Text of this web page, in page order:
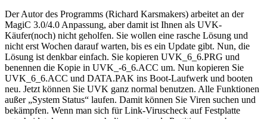
Der Autor des Programms (Richard Karsmakers) arbeitet an der
MagiC 3.0/4.0 Anpassung, aber damit ist Ihnen als UVK-
Käufer(noch) nicht geholfen. Sie wollen eine rasche Lösung und
nicht erst Wochen darauf warten, bis es ein Update gibt. Nun, die
Lösung ist denkbar einfach. Sie kopieren UVK_6_6.PRG und
benennen die Kopie in UVK_-6_6.ACC um. Nun kopieren Sie
UVK_6_6.ACC und DATA.PAK ins Boot-Laufwerk und booten
neu. Jetzt können Sie UVK ganz normal benutzen. Alle Funktionen
außer „System Status“ laufen. Damit können Sie Viren suchen und
bekämpfen. Wenn man sich für Link-Viruscheck auf Festplatte